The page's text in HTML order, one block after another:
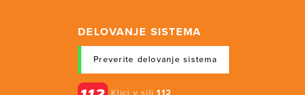
DELOVANJE SISTEMA
Preverite delovanje sistema
Klici v sili112